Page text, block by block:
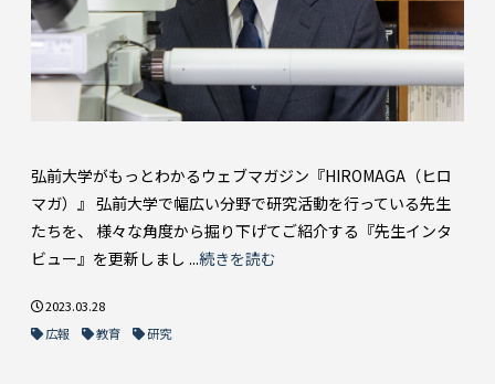
弘前大学がもっとわかるウェブマガジン『HIROMAGA（ヒロ
マガ）』 弘前大学で幅広い分野で研究活動を行っている先生
たちを、 様々な角度から掘り下げてご紹介する『先生インタ
ビュー』を更新しまし ...続きを読む
2023.03.28
広報
教育 研究